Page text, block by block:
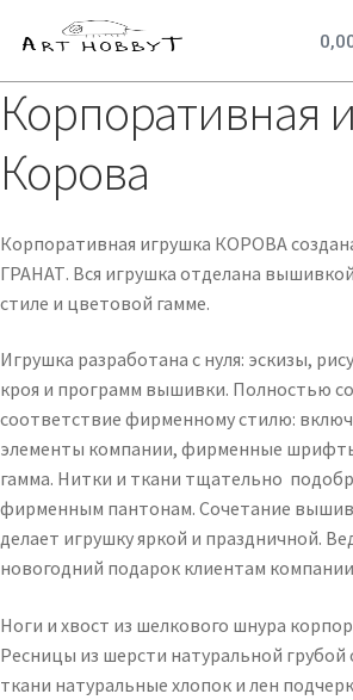
Корпоративная
Корова
Корпоративная игрушка КОРОВА
ГРАНАТ. Вся игрушка отделана
стиле и цветовой гамме.
Игрушка разработана с нуля: эскизы,
кроя и программ вышивки. Полностью
соответствие фирменному стилю:
элементы компании, фирменные
гамма. Нитки и ткани тщательно
фирменным пантонам. Сочетание
делает игрушку яркой и праздничной.
новогодний подарок клиентам
Ноги и хвост из шелкового шнура
Ресницы из шерсти натуральной грубой
ткани натуральные хлопок и лен